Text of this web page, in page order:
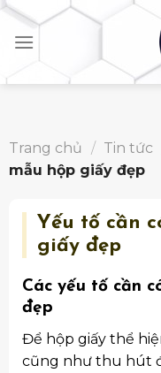
Skip
content
Trang chủ / Tin tức
mẫu hộp giấy đẹp
Yếu tố cần
giấy đẹp
Các yếu tố cần
đẹp
Để hộp giấy thể
cũng như thu hút